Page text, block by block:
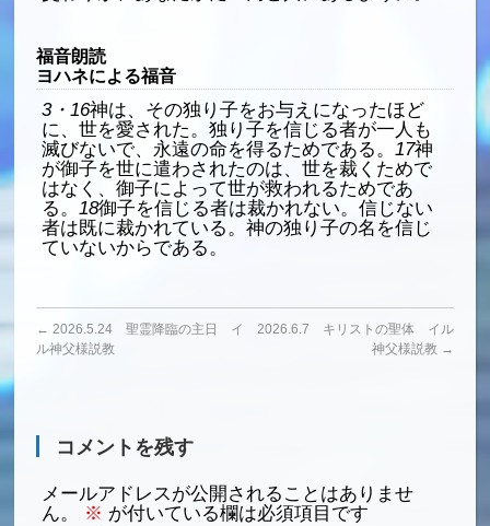
福音朗読
ヨハネによる福音
3・16神は、その独り子をお与えになったほど
に、世を愛された。独り子を信じる者が一人も
滅びないで、永遠の命を得るためである。 17神
が御子を世に遣わされたのは、世を裁くためで
はなく、御子によって世が救われるためであ
る。 18御子を信じる者は裁かれない。信じない
者は既に裁かれている。神の独り子の名を信じ
ていないからである。
← 2026.5.24 聖霊降臨の主日 イ
ル神父様説教
2026.6.7 キリストの聖体 イル
神父様説教 →
コメントを残す
メールアドレスが公開されることはありませ
ん。
※ が付いている欄は必須項目です